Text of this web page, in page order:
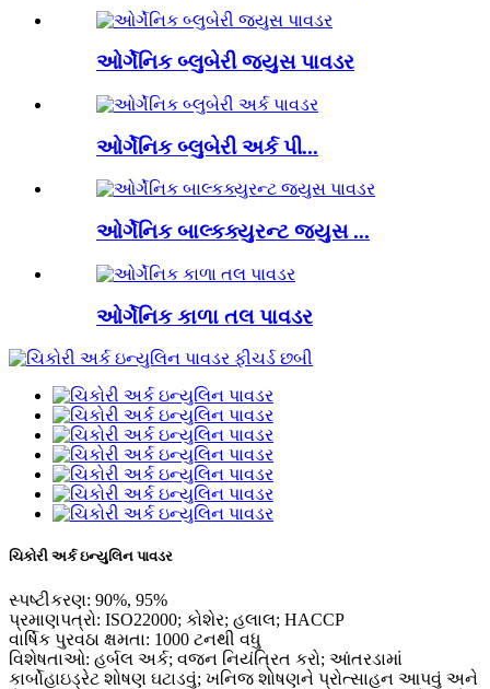
ઓર્ગેનિક બ્લુબેરી જ્યુસ પાવડર
ઓર્ગેનિક બ્લુબેરી અર્ક પી...
ઓર્ગેનિક બાલ્કક્યુરન્ટ જ્યુસ ...
ઓર્ગેનિક કાળા તલ પાવડર
ચિકોરી અર્ક ઇન્યુલિન પાવડર
સ્પષ્ટીકરણ: 90%, 95%
પ્રમાણપત્રો: ISO22000; કોશેર; હલાલ; HACCP
વાર્ષિક પુરવઠા ક્ષમતા: 1000 ટનથી વધુ
વિશેષતાઓ: હર્બલ અર્ક; વજન નિયંત્રિત કરો; આંતરડામાં
કાર્બોહાઇડ્રેટ શોષણ ઘટાડવું; ખનિજ શોષણને પ્રોત્સાહન આપવું અને